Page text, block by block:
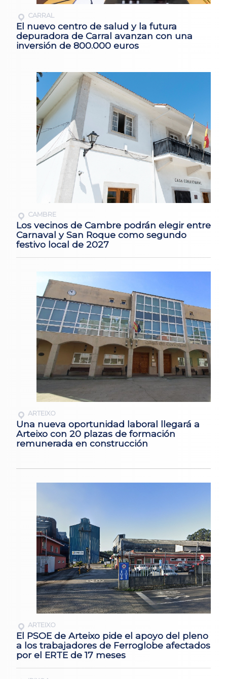
CARRAL
El nuevo centro de salud y la futura
depuradora de Carral avanzan con una
inversión de 800.000 euros
CAMBRE
Los vecinos de Cambre podrán elegir entre
Carnaval y San Roque como segundo
festivo local de 2027
ARTEIXO
Una nueva oportunidad laboral llegará a
Arteixo con 20 plazas de formación
remunerada en construcción
ARTEIXO
El PSOE de Arteixo pide el apoyo del pleno
a los trabajadores de Ferroglobe afectados
por el ERTE de 17 meses